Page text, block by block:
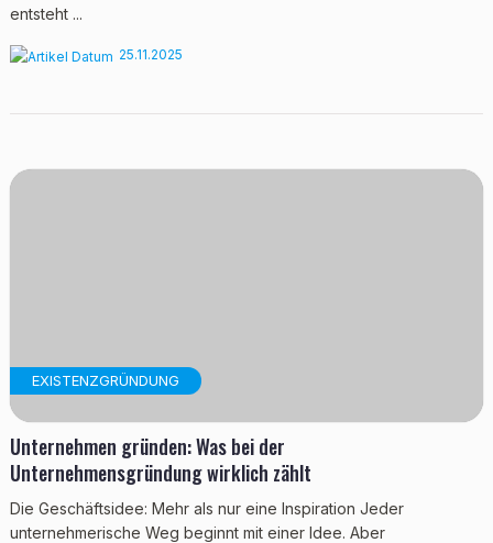
entsteht ...
25.11.2025
EXISTENZGRÜNDUNG
Unternehmen gründen: Was bei der
Unternehmensgründung wirklich zählt
Die Geschäftsidee: Mehr als nur eine Inspiration Jeder
unternehmerische Weg beginnt mit einer Idee. Aber